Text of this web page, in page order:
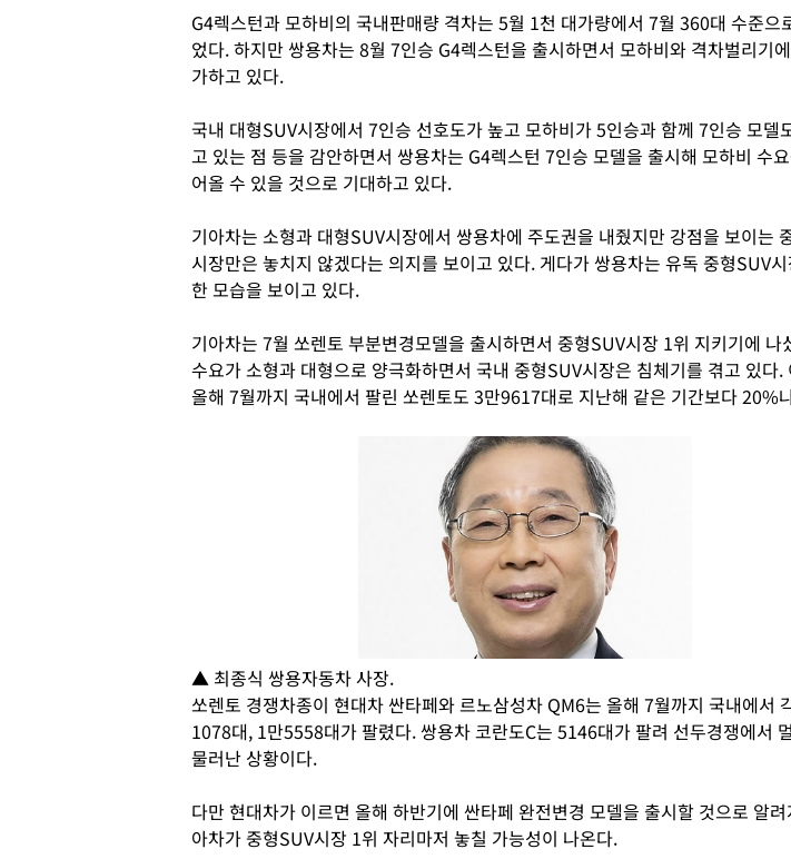
G4렉스턴과 모하비의 국내판매량 격차는 5월 1천 대가량에서 7월 360대 수준으
었다. 하지만 쌍용차는 8월 7인승 G4렉스턴을 출시하면서 모하비와 격차벌리기
가하고 있다.
국내 대형SUV시장에서 7인승 선호도가 높고 모하비가 5인승과 함께 7인승 모델
고 있는 점 등을 감안하면서 쌍용차는 G4렉스턴 7인승 모델을 출시해 모하비 수
어올 수 있을 것으로 기대하고 있다.
기아차는 소형과 대형SUV시장에서 쌍용차에 주도권을 내줬지만 강점을 보이는
시장만은 놓치지 않겠다는 의지를 보이고 있다. 게다가 쌍용차는 유독 중형SUV
한 모습을 보이고 있다.
기아차는 7월 쏘렌토 부분변경모델을 출시하면서 중형SUV시장 1위 지키기에 나
수요가 소형과 대형으로 양극화하면서 국내 중형SUV시장은 침체기를 겪고 있다.
올해 7월까지 국내에서 팔린 쏘렌토도 3만9617대로 지난해 같은 기간보다 20%
▲ 최종식 쌍용자동차 사장.
쏘렌토 경쟁차종이 현대차 싼타페와 르노삼성차 QM6는 올해 7월까지 국내에서
1078대, 1만5558대가 팔렸다. 쌍용차 코란도C는 5146대가 팔려 선두경쟁에서
물러난 상황이다.
다만 현대차가 이르면 올해 하반기에 싼타페 완전변경 모델을 출시할 것으로 알려
아차가 중형SUV시장 1위 자리마저 놓칠 가능성이 나온다.